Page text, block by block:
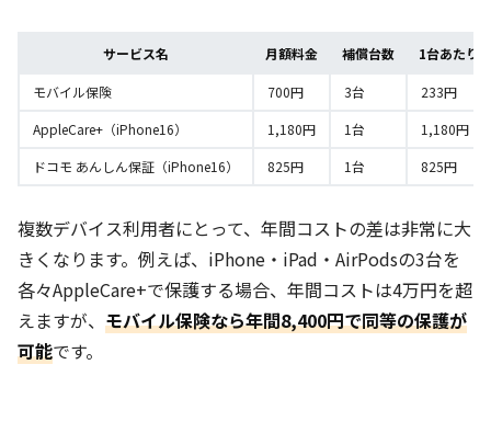
サービス名 月額料金 補償台数 1台あたり
モバイル保険 700円 3台
233円
AppleCare+（iPhone16）
1,180円 1台
1,180円
ドコモ あんしん保証（iPhone16）
825円 1台 825円
複数デバイス利用者にとって、年間コストの差は非常に大
きくなります。例えば、iPhone・iPad・AirPodsの3台を
各々AppleCare+で保護する場合、年間コストは4万円を超
えますが、 モバイル保険なら年間8,400円で同等の保護が
可能です。